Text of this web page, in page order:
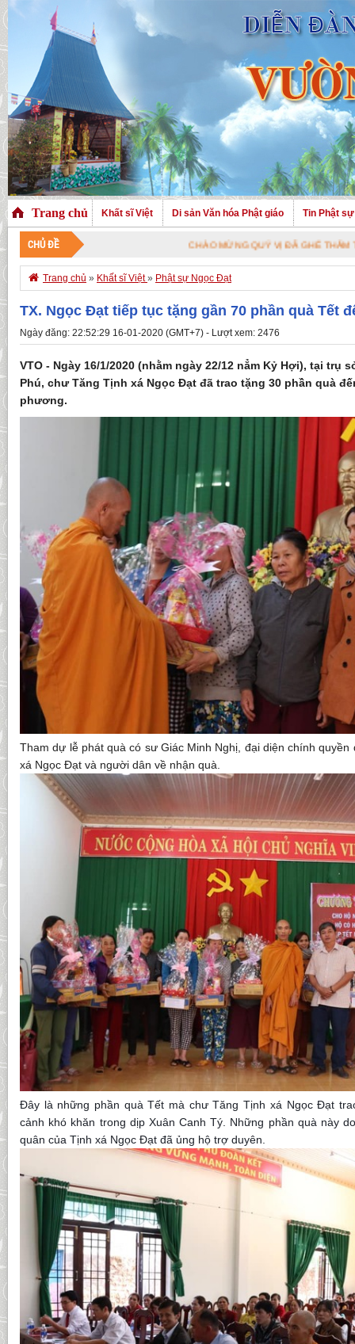
Trang chủ Khất sĩ Việt Di sản Văn hóa Phật giáo Tin Phật sự
CHỦ ĐỀ CHÀO MỪNG QUÝ VỊ ĐÃ GHÉ THĂM TRANG NHÀ.
 Trang chủ » Khất sĩ Việt» Phật sự Ngọc Đạt
TX. Ngọc Đạt tiếp tục tặng gần 70 phần quà Tết
Ngày đăng: 22:52:29 16-01-2020 (GMT+7) - Lượt xem: 2476
VTO - Ngày 16/1/2020 (nhằm ngày 22/12 nẳm Kỷ Hợi), tại trụ
Phú, chư Tăng Tịnh xá Ngọc Đạt đã trao tặng 30 phần quà
phương.
Tham dự lễ phát quà có sư Giác Minh Nghị, đại diện chính
xá Ngọc Đạt và người dân về nhận quà.
Đây là những phần quà Tết mà chư Tăng Tịnh xá Ngọc Đạt
cảnh khó khăn trong dịp Xuân Canh Tý. Những phần quà này
quân của Tịnh xá Ngọc Đạt đã ủng hộ trợ duyên.